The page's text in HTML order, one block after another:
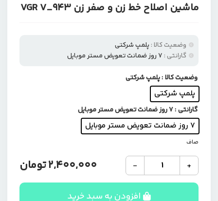
ماشین اصلاح خط زن و صفر زن VGR V_943
وضعیت کالا : پلمپ شرکتی
گارانتی : ۷ روز ضمانت تعویض مستر موبایل
وضعیت کالا: پلمپ شرکتی
پلمپ شرکتی
گارانتی: ۷ روز ضمانت تعویض مستر موبایل
۷ روز ضمانت تعویض مستر موبایل
صاف
+
ماشین
اصلاح
خط
-
2,400,000تومان
افزودن به سبد خرید